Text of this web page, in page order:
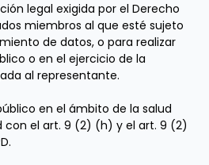
legal exigida por el Derecho
miembros al que esté sujeto
de datos, o para realizar
o en el ejercicio de la
al representante.
en el ámbito de la salud
el art. 9 (2) (h) y el art. 9 (2)